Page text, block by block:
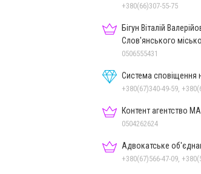
+380(66)307-55-75
Бігун Віталій
Слов'янського
Дон.обл.
0506555431
Система сповіщення
+380(67)340-49-59,
Контент агентство
0504262624
Адвокатське
+380(67)566-47-09,